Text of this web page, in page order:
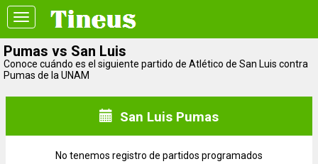
Toggle
navigation
Pumas vs San Luis
Conoce cuándo es el siguiente partido de Atlético de San Luis contra
Pumas de la UNAM
San Luis Pumas
No tenemos registro de partidos programados